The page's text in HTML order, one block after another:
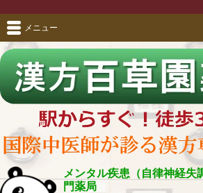
メンタル疾患（自律神経失
門薬局
メニュー